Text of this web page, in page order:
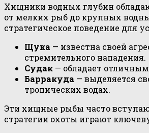
Хищники водных глубин
от мелких рыб до крупных
стратегическое поведение для
Щука — известна своей
стремительного нападения.
Судак — обладает
Барракуда — выделяется
тропических водах.
Эти хищные рыбы часто
стратегии охоты играют